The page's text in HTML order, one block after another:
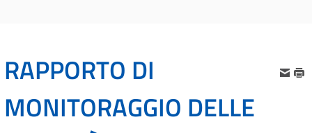
RAPPORTO DI
MONITORAGGIO DELLE